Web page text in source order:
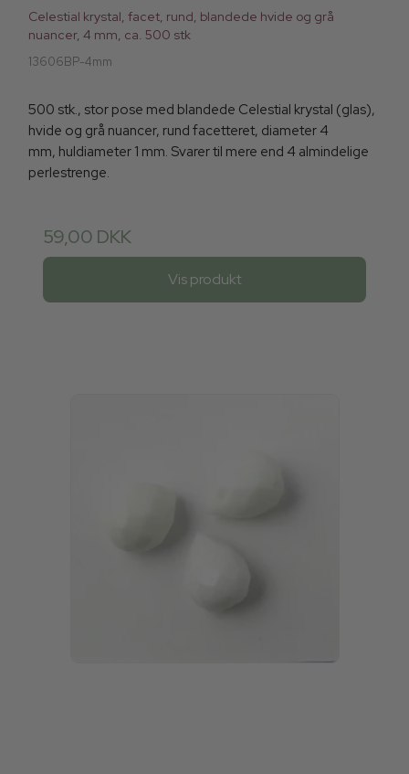
Celestial krystal, facet, rund, blandede hvide og grå
nuancer, 4 mm, ca. 500 stk
13606BP-4mm
500 stk., stor pose med blandede Celestial krystal (glas),
hvide og grå nuancer, rund facetteret, diameter 4
mm, huldiameter 1 mm. Svarer til mere end 4 almindelige
perlestrenge.
59,00 DKK
Vis produkt